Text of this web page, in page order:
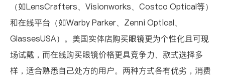
（如LensCrafters、Visionworks、Costco Optical等）
和在线平台（如Warby Parker、Zenni Optical、
GlassesUSA）。美国实体店购买眼镜更为个性化且可现
场试戴，而在线购买眼镜价格更具竞争力、款式选择多
样，适合熟悉自己处方的用户。两种方式各有优劣，消费